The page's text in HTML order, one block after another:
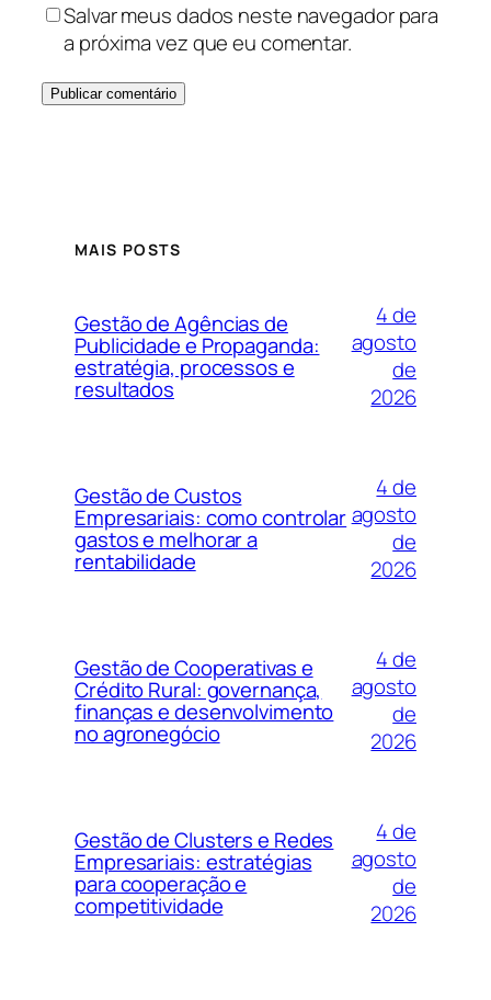
Salvar meus dados neste navegador para
a próxima vez que eu comentar.
MAIS POSTS
Gestão de Agências de
Publicidade e Propaganda:
estratégia, processos e
resultados
4 de
agosto
de
2026
Gestão de Custos
Empresariais: como controlar
gastos e melhorar a
rentabilidade
4 de
agosto
de
2026
Gestão de Cooperativas e
Crédito Rural: governança,
finanças e desenvolvimento
no agronegócio
4 de
agosto
de
2026
Gestão de Clusters e Redes
Empresariais: estratégias
para cooperação e
competitividade
4 de
agosto
de
2026